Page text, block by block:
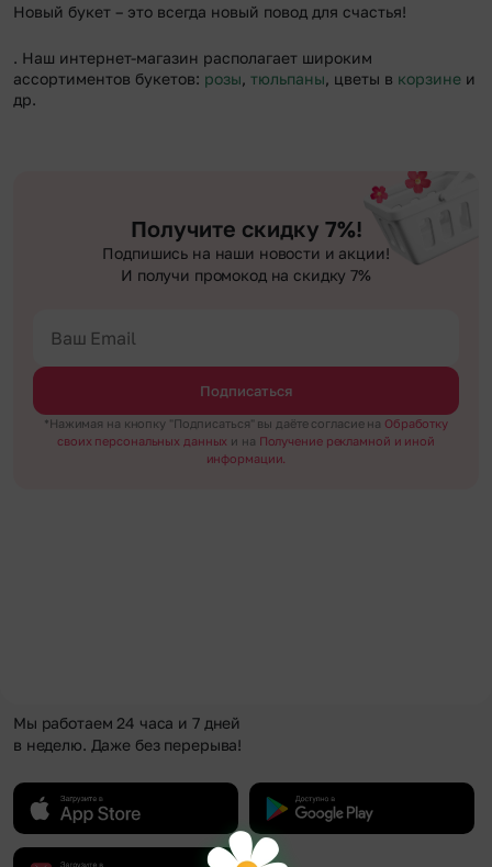
Новый букет – это всегда новый повод для счастья!
. Наш интернет-магазин располагает широким
ассортиментов букетов: розы, тюльпаны, цветы в корзине и
др.
Получите скидку 7%!
Подпишись на наши новости и акции!
И получи промокод на скидку 7%
Подписаться
*Нажимая на кнопку "Подписаться" вы даёте согласие на Обработку
своих персональных данных и на Получение рекламной и иной
информации.
Мы работаем 24 часа и 7 дней
в неделю. Даже без перерыва!